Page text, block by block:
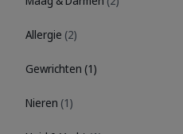
Allergie (2)
Gewrichten (1)
Nieren (1)